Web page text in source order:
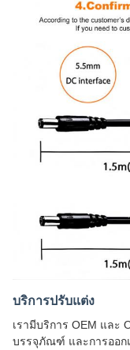
บริการปรับแต่ง
เรามีบริการ OEM และ
บรรจุภัณฑ์ และการออก